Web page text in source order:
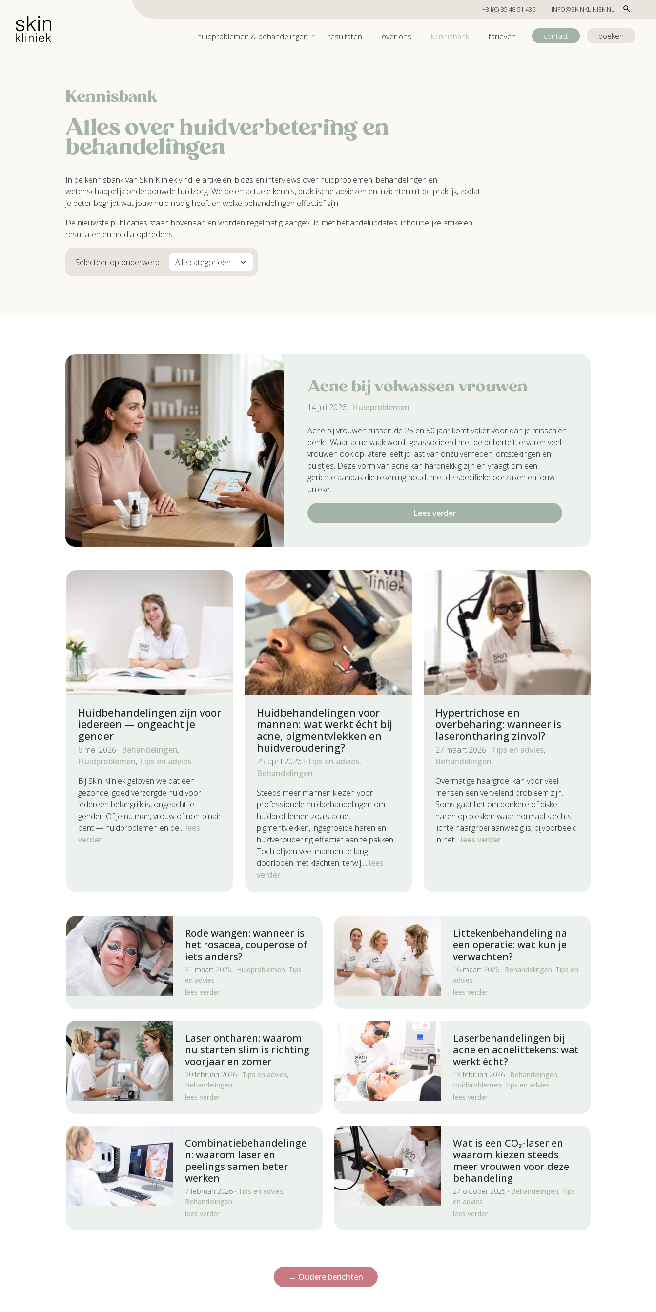
+31(0) 85 48 51 436 INFO@SKINKLINIEK.NL
huidproblemen & behandelingen resultaten over ons kennisbank tarieven contact boeken
Kennisbank
Alles over huidverbetering en
behandelingen
In de kennisbank van Skin Kliniek vind je artikelen, blogs en interviews over huidproblemen, behandelingen en
wetenschappelijk onderbouwde huidzorg. We delen actuele kennis, praktische adviezen en inzichten uit de praktijk, zodat
je beter begrijpt wat jouw huid nodig heeft en welke behandelingen effectief zijn.
De nieuwste publicaties staan bovenaan en worden regelmatig aangevuld met behandelupdates, inhoudelijke artikelen,
resultaten en media-optredens.
Selecteer op onderwerp:
Acne bij volwassen vrouwen
14 juli 2026 · Huidproblemen
Acne bij vrouwen tussen de 25 en 50 jaar komt vaker voor dan je misschien
denkt. Waar acne vaak wordt geassocieerd met de puberteit, ervaren veel
vrouwen ook op latere leeftijd last van onzuiverheden, ontstekingen en
puistjes. Deze vorm van acne kan hardnekkig zijn en vraagt om een
gerichte aanpak die rekening houdt met de specifieke oorzaken en jouw
unieke...
Lees verder
Huidbehandelingen zijn voor
iedereen — ongeacht je
gender
6 mei 2026 · Behandelingen,
Huidproblemen, Tips en advies
Bij Skin Kliniek geloven we dat een
gezonde, goed verzorgde huid voor
iedereen belangrijk is, ongeacht je
gender. Of je nu man, vrouw of non-binair
bent — huidproblemen en de... lees
verder
Huidbehandelingen voor
mannen: wat werkt écht bij
acne, pigmentvlekken en
huidveroudering?
25 april 2026 · Tips en advies,
Behandelingen
Steeds meer mannen kiezen voor
professionele huidbehandelingen om
huidproblemen zoals acne,
pigmentvlekken, ingegroeide haren en
huidveroudering effectief aan te pakken.
Toch blijven veel mannen te lang
doorlopen met klachten, terwijl... lees
verder
Hypertrichose en
overbeharing: wanneer is
laserontharing zinvol?
27 maart 2026 · Tips en advies,
Behandelingen
Overmatige haargroei kan voor veel
mensen een vervelend probleem zijn.
Soms gaat het om donkere of dikke
haren op plekken waar normaal slechts
lichte haargroei aanwezig is, bijvoorbeeld
in het... lees verder
Rode wangen: wanneer is
het rosacea, couperose of
iets anders?
21 maart 2026 · Huidproblemen, Tips
en advies
lees verder
Littekenbehandeling na
een operatie: wat kun je
verwachten?
16 maart 2026 · Behandelingen, Tips en
advies
lees verder
Laser ontharen: waarom
nu starten slim is richting
voorjaar en zomer
20 februari 2026 · Tips en advies,
Behandelingen
lees verder
Laserbehandelingen bij
acne en acnelittekens: wat
werkt écht?
13 februari 2026 · Behandelingen,
Huidproblemen, Tips en advies
lees verder
Combinatiebehandelinge
n: waarom laser en
peelings samen beter
werken
7 februari 2026 · Tips en advies,
Behandelingen
lees verder
Wat is een CO₂-laser en
waarom kiezen steeds
meer vrouwen voor deze
behandeling
27 oktober 2025 · Behandelingen, Tips
en advies
lees verder
← Oudere berichten